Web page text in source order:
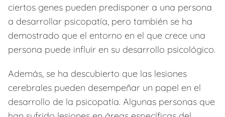
ciertos genes pueden predisponer a una persona
a desarrollar psicopatía, pero también se ha
demostrado que el entorno en el que crece una
persona puede influir en su desarrollo psicológico.
Además, se ha descubierto que las lesiones
cerebrales pueden desempeñar un papel en el
desarrollo de la psicopatía. Algunas personas que